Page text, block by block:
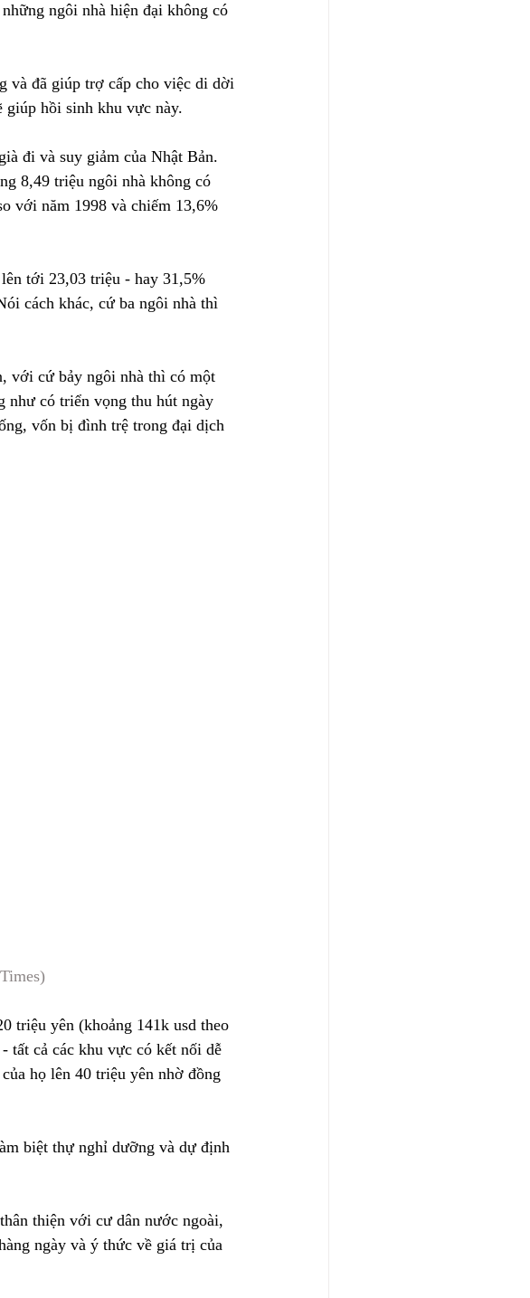
ngôi nhà hiện đại không có
và đã giúp trợ cấp cho việc di dời
giúp hồi sinh khu vực này.
đi và suy giảm của Nhật Bản.
8,49 triệu ngôi nhà không có
với năm 1998 và chiếm 13,6%
tới 23,03 triệu - hay 31,5%
cách khác, cứ ba ngôi nhà thì
với cứ bảy ngôi nhà thì có một
như có triển vọng thu hút ngày
vốn bị đình trệ trong đại dịch
triệu yên (khoảng 141k usd theo
tất cả các khu vực có kết nối dễ
họ lên 40 triệu yên nhờ đồng
biệt thự nghỉ dưỡng và dự định
thiện với cư dân nước ngoài,
ngày và ý thức về giá trị của